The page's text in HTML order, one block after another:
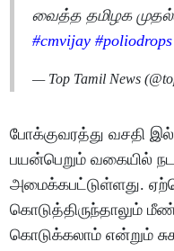
வைத்த தமிழக
#cmvijay #poliodrops
— Top Tamil News
போக்குவரத்து வசதி
பயன்பெறும் வகையில்
அமைக்கபட்டுள்ளது.
கொடுத்திருந்தாலும்
கொடுக்கலாம் என்றும்